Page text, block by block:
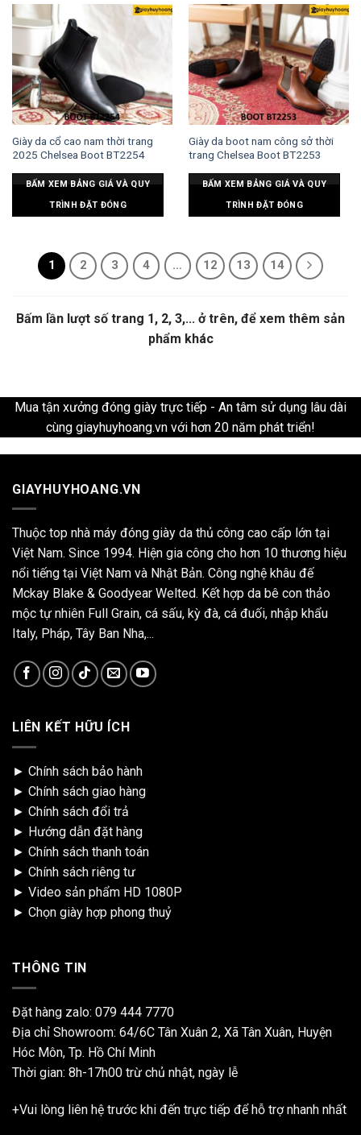
Giày da cổ cao nam thời trang
2025 Chelsea Boot BT2254
BẤM XEM BẢNG GIÁ VÀ QUY
TRÌNH ĐẶT ĐÓNG
Giày da boot nam công sở thời
trang Chelsea Boot BT2253
BẤM XEM BẢNG GIÁ VÀ QUY
TRÌNH ĐẶT ĐÓNG
1 2 3 4 … 12 13 14
Bấm lần lượt số trang 1, 2, 3,... ở trên, để xem thêm sản
phẩm khác
Mua tận xưởng đóng giày trực tiếp - An tâm sử dụng lâu dài
cùng giayhuyhoang.vn với hơn 20 năm phát triển!
GIAYHUYHOANG.VN
Thuộc top nhà máy đóng giày da thủ công cao cấp lớn tại
Việt Nam. Since 1994. Hiện gia công cho hơn 10 thương hiệu
nổi tiếng tại Việt Nam và Nhật Bản. Công nghệ khâu đế
Mckay Blake & Goodyear Welted. Kết hợp da bê con thảo
mộc tự nhiên Full Grain, cá sấu, kỳ đà, cá đuối, nhập khẩu
Italy, Pháp, Tây Ban Nha,...
LIÊN KẾT HỮU ÍCH
► Chính sách bảo hành
► Chính sách giao hàng
► Chính sách đổi trả
► Hướng dẫn đặt hàng
► Chính sách thanh toán
► Chính sách riêng tư
► Video sản phẩm HD 1080P
► Chọn giày hợp phong thuỷ
THÔNG TIN
Đặt hàng zalo: 079 444 7770
Địa chỉ Showroom: 64/6C Tân Xuân 2, Xã Tân Xuân, Huyện
Hóc Môn, Tp. Hồ Chí Minh
Thời gian: 8h-17h00 trừ chủ nhật, ngày lễ
+Vui lòng liên hệ trước khi đến trực tiếp để hỗ trợ nhanh nhất